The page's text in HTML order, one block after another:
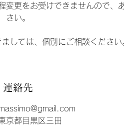
変更をお受けできませんので、
さい。
しては、個別にご相談ください
連絡先
京都目黒区三田